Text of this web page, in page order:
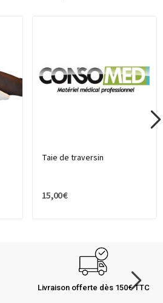
Taie de traversin
15,00 €
Livraison offerte dès 150€ TTC